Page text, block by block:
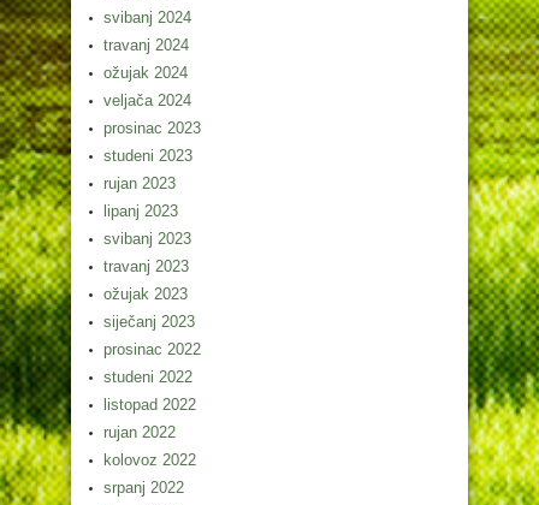
svibanj 2024
travanj 2024
ožujak 2024
veljača 2024
prosinac 2023
studeni 2023
rujan 2023
lipanj 2023
svibanj 2023
travanj 2023
ožujak 2023
siječanj 2023
prosinac 2022
studeni 2022
listopad 2022
rujan 2022
kolovoz 2022
srpanj 2022